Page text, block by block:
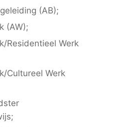
(AB);
(AW);
Residentieel Werk
Cultureel Werk